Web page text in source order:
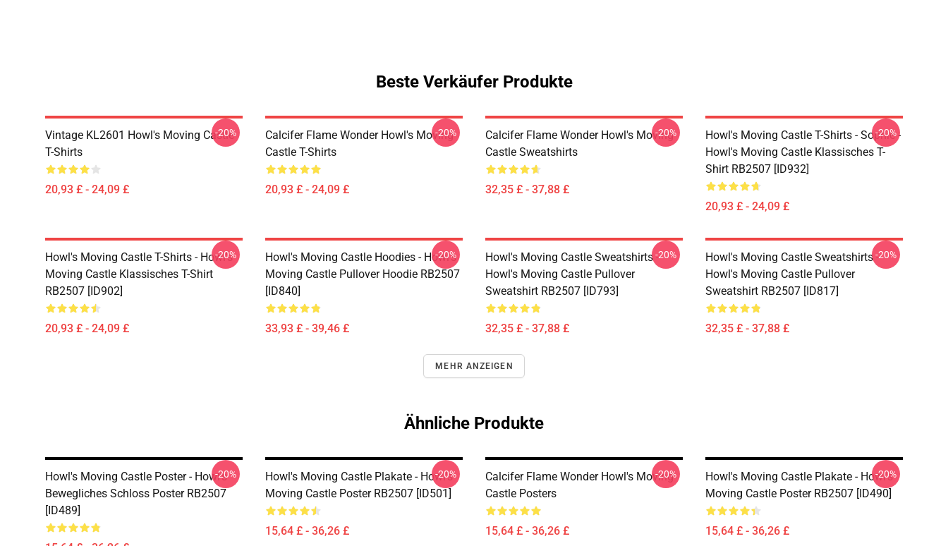
Beste Verkäufer Produkte
Vintage KL2601 Howl's Moving Castle
T-Shirts
20,93 £ - 24,09 £
-20%
Calcifer Flame Wonder Howl's Moving
Castle T-Shirts
20,93 £ - 24,09 £
-20%
Calcifer Flame Wonder Howl's Moving
Castle Sweatshirts
32,35 £ - 37,88 £
-20%
Howl's Moving Castle T-Shirts - Sophie -
Howl's Moving Castle Klassisches T-
Shirt RB2507 [ID932]
20,93 £ - 24,09 £
-20%
Howl's Moving Castle T-Shirts - Howl's
Moving Castle Klassisches T-Shirt
RB2507 [ID902]
20,93 £ - 24,09 £
-20%
Howl's Moving Castle Hoodies - Howl's
Moving Castle Pullover Hoodie RB2507
[ID840]
33,93 £ - 39,46 £
-20%
Howl's Moving Castle Sweatshirts -
Howl's Moving Castle Pullover
Sweatshirt RB2507 [ID793]
32,35 £ - 37,88 £
-20%
Howl's Moving Castle Sweatshirts -
Howl's Moving Castle Pullover
Sweatshirt RB2507 [ID817]
32,35 £ - 37,88 £
-20%
MEHR ANZEIGEN
Ähnliche Produkte
Howl's Moving Castle Poster - Howl's
Bewegliches Schloss Poster RB2507
[ID489]
-20%
Howl's Moving Castle Plakate - Howl's
Moving Castle Poster RB2507 [ID501]
15,64 £ - 36,26 £
-20%
Calcifer Flame Wonder Howl's Moving
Castle Posters
15,64 £ - 36,26 £
-20%
Howl's Moving Castle Plakate - Howl's
Moving Castle Poster RB2507 [ID490]
15,64 £ - 36,26 £
-20%